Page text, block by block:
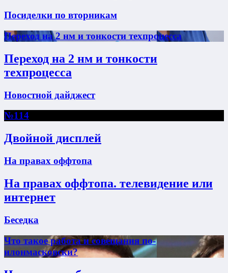
Посиделки по вторникам
Переход на 2 нм и тонкости техпроцесса
Переход на 2 нм и тонкости
техпроцесса
Новостной дайджест
№114
Двойной дисплей
На правах оффтопа
На правах оффтопа. телевидение или
интернет
Беседка
Что такое работа и совещания по-
илонмасковски?